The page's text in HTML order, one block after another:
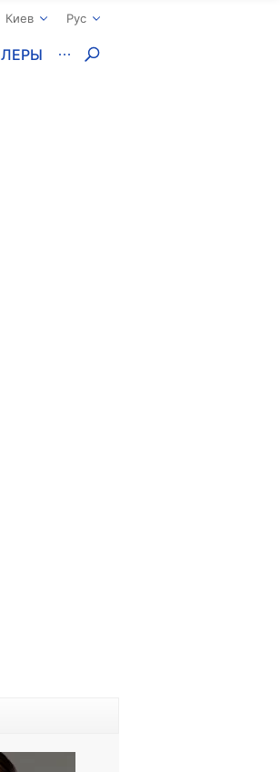
Киев Рус